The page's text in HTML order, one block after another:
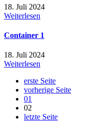
18. Juli 2024
Weiterlesen
Container 1
18. Juli 2024
Weiterlesen
erste Seite
vorherige Seite
01
02
letzte Seite